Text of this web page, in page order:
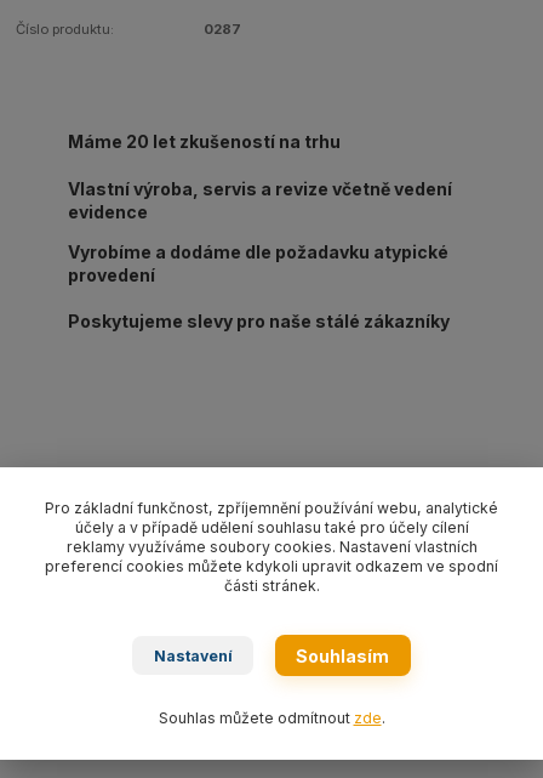
Číslo produktu: 0287
Máme 20 let zkušeností na trhu
Vlastní výroba, servis a revize včetně vedení
evidence
Vyrobíme a dodáme dle požadavku atypické
provedení
Poskytujeme slevy pro naše stálé zákazníky
Ochrana PU2 polyuretanová oboustranná pro textilní ploché
pásy a nekonečné kruhové smyčky o šíři dle výběru.
Zboží zařazeno v kategoriích
Ochrany pásů/příslušenství
Pro základní funkčnost, zpříjemnění používání webu, analytické
účely a v případě udělení souhlasu také pro účely cílení
reklamy využíváme soubory cookies. Nastavení vlastních
preferencí cookies můžete kdykoli upravit odkazem ve spodní
části stránek.
Nastavení Souhlasím
Souhlas můžete odmítnout zde.